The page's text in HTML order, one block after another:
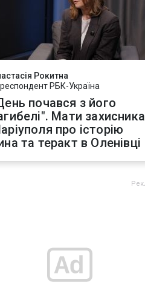
Рокитна
РБК-Україна
почався з його
Мати захисника
про історію
та теракт в Оленівці